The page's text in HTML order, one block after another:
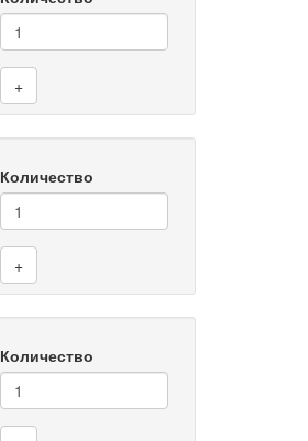
+
Количество
+
Количество